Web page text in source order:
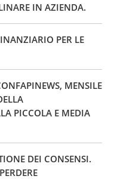
IN AZIENDA.
PER LE
MENSILE
PICCOLA E MEDIA
DEI CONSENSI.